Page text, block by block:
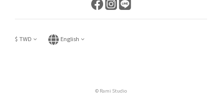
$ TWD English
© Rami Studio